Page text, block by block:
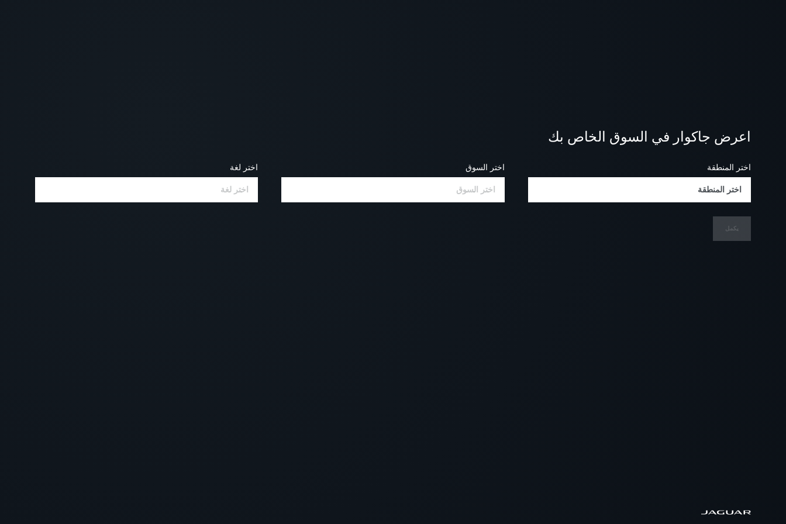
اعرض جاكوار في السوق الخاص بك
اختر المنطقة
اختر المنطقة
اختر السوق
اختر السوق
اختر لغة
اختر لغة
يكمل